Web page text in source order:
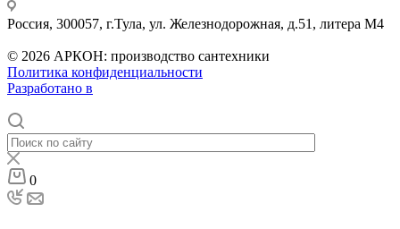
Россия, 300057, г.Тула, ул. Железнодорожная, д.51, литера М4
© 2026 АРКОН: производство сантехники
Политика конфиденциальности
Разработано в
0